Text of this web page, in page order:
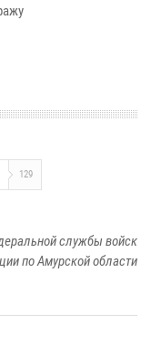
129
службы войск
по Амурской области